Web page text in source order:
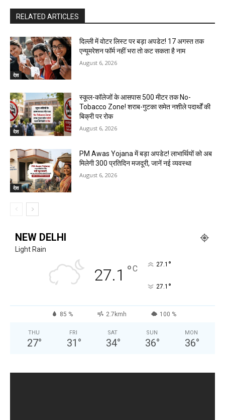
RELATED ARTICLES
देश
दिल्ली में वोटर लिस्ट पर बड़ा अपडेट! 17 अगस्त तक
एन्यूमरेशन फॉर्म नहीं भरा तो कट सकता है नाम
August 6, 2026
देश
स्कूल-कॉलेजों के आसपास 500 मीटर तक No-
Tobacco Zone! शराब-गुटका समेत नशीले पदार्थों की
बिक्री पर रोक
August 6, 2026
देश
PM Awas Yojana में बड़ा अपडेट! लाभार्थियों को अब
मिलेगी ₹300 प्रतिदिन मजदूरी, जानें नई व्यवस्था
August 6, 2026
NEW DELHI
Light Rain
27.1 °C 27.1 °
27.1 °
85 % 2.7kmh 100 %
THU
27°
FRI
31 °
SAT
34°
SUN
36°
MON
36°